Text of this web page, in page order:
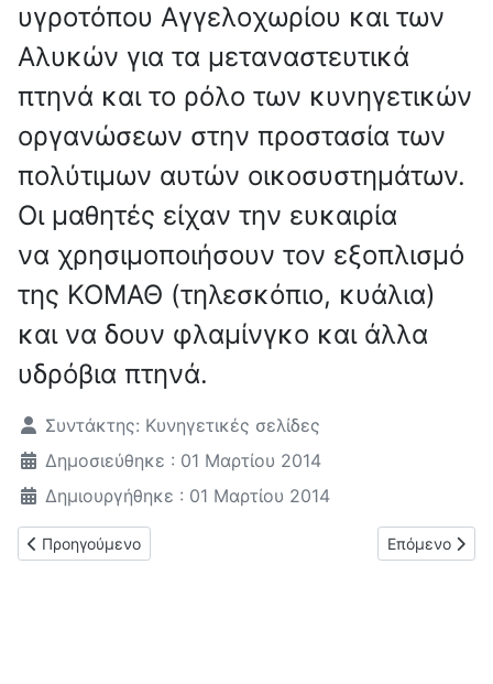
υγροτόπου Αγγελοχωρίου και των
Αλυκών για τα μεταναστευτικά
πτηνά και το ρόλο των κυνηγετικών
οργανώσεων στην προστασία των
πολύτιμων αυτών οικοσυστημάτων.
Οι μαθητές είχαν την ευκαιρία
να χρησιμοποιήσουν τον εξοπλισμό
της ΚΟΜΑΘ (τηλεσκόπιο, κυάλια)
και να δουν φλαμίνγκο και άλλα
υδρόβια πτηνά.
Λεπτομέρειες
Συντάκτης: Κυνηγετικές σελίδες
Δημοσιεύθηκε : 01 Μαρτίου 2014
Δημιουργήθηκε : 01 Μαρτίου 2014
Προηγούμενο άρθρο: ΚΣ Θεσ/νίκης Συμμετοχή στο
Προηγούμενο Επόμενο
Επόμενο